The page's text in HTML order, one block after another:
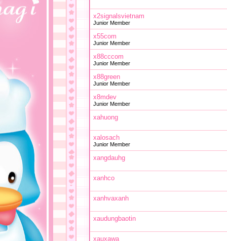
x2signalsvietnam
Junior Member
x55com
Junior Member
x88cccom
Junior Member
x88green
Junior Member
x8mdev
Junior Member
xahuong
xalosach
Junior Member
xangdauhg
xanhco
xanhvaxanh
xaudungbaotin
xauxawa